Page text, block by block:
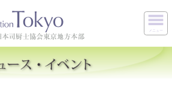
メニュー